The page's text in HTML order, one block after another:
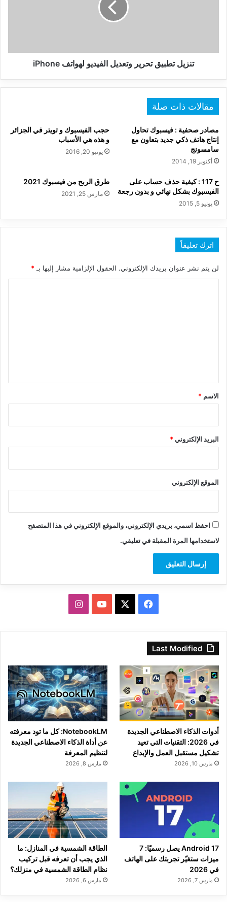
تنزيل تطبيق تحرير وتعديل الفيديو لهواتف iPhone
مقالات ذات صلة
مصادر صحفية : فيسبوك تحاول
إنتاج هاتف ذكي جديد بتعاون مع
سامسونج
أكتوبر 19, 2014
حجب الفيسبوك و تويتر في الجزائر
و هذه هي الأسباب
يونيو 20, 2016
ح 117 : كيفية حذف حساب على
الفيسبوك بشكل نهائي و بدون رجعة
يونيو 5, 2015
طرق الربح من فيسبوك 2021
مارس 25, 2021
اترك تعليقاً
لن يتم نشر عنوان بريدك الإلكتروني. الحقول الإلزامية مشار إليها بـ *
*
الاسم *
البريد الإلكتروني*
الموقع الإلكتروني
احفظ اسمي، بريدي الإلكتروني، والموقع الإلكتروني في هذا المتصفح
لاستخدامها المرة المقبلة في تعليقي.
فيسبوك ‫YouTubeانستقرام
Last Modified
أدوات الذكاء الاصطناعي الجديدة
في 2026: التقنيات التي تعيد
تشكيل مستقبل العمل والإبداع
مارس 10, 2026
NotebookLM: كل ما تود معرفته
عن أداة الذكاء الاصطناعي الجديدة
لتنظيم المعرفة
مارس 8, 2026
Android 17 يصل رسميًا: 7
ميزات ستغيّر تجربتك على الهاتف
في 2026
مارس 7, 2026
الطاقة الشمسية في المنازل: ما
الذي يجب أن تعرفه قبل تركيب
نظام الطاقة الشمسية في منزلك؟
مارس 6, 2026